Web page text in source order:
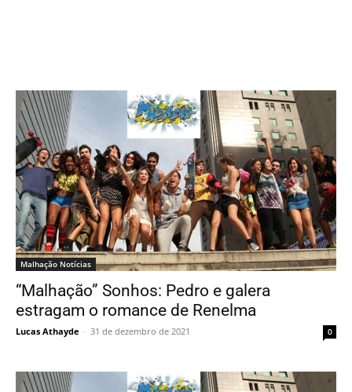
Malhação Notícias
“Malhação” Sonhos: Pedro e galera
estragam o romance de Renelma
Lucas Athayde - 31 de dezembro de 2021 0